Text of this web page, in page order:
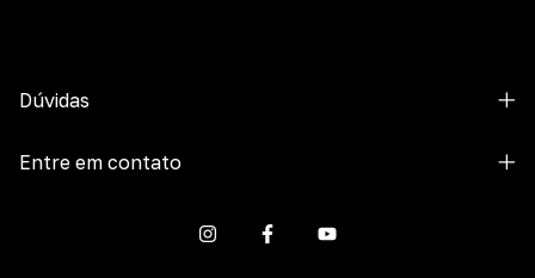
Dúvidas
Entre em contato